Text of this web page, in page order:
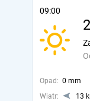
09:00
Opad: 0 mm
Wiatr:
13